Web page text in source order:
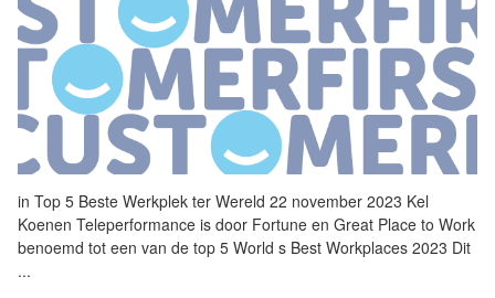
in Top 5 Beste Werkplek ter Wereld 22 november 2023 Kel
Koenen Teleperformance is door Fortune en Great Place to Work
benoemd tot een van de top 5 World s Best Workplaces 2023 Dit
...